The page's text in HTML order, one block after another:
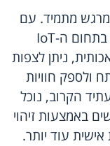
מרגש מתמיד. עם
ההתקדמות הטכנולוגית המהירה בתחום ה-IoT
ניתן לצפות
ולספק חוויות
הקרוב, נוכל
באמצעות זיהוי
עוד יותר.